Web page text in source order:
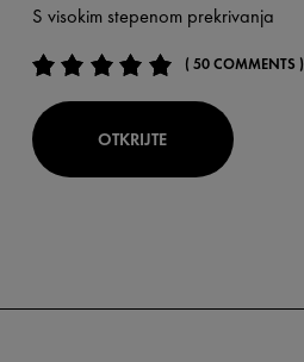
S visokim stepenom prekrivanja
( 50 COMMENTS )
OTKRIJTE